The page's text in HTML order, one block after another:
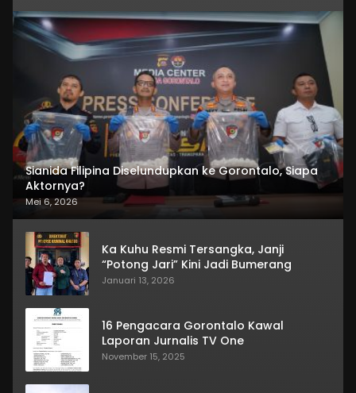
Sianida Filipina Diselundupkan ke Gorontalo, Siapa
Aktornya?
Mei 6, 2026
Ka Kuhu Resmi Tersangka, Janji
“Potong Jari” Kini Jadi Bumerang
Januari 13, 2026
16 Pengacara Gorontalo Kawal
Laporan Jurnalis TV One
November 15, 2025